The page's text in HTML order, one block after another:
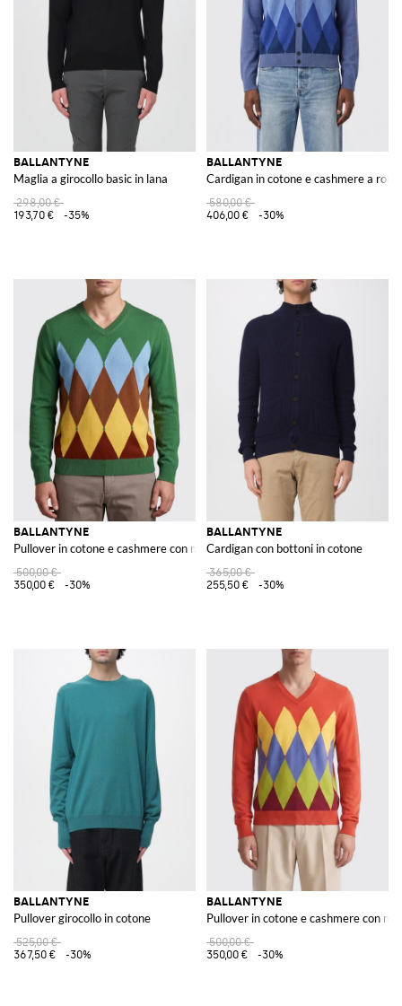
BALLANTYNE
Maglia a girocollo basic in lana
298,00 €
193,70 €
-35%
BALLANTYNE
Cardigan in cotone e cashmere a
580,00 €
406,00 €
-30%
BALLANTYNE
Pullover in cotone e cashmere con motivo a rombi
500,00 €
350,00 €
-30%
BALLANTYNE
Cardigan con bottoni in cotone
365,00 €
255,50 €
-30%
BALLANTYNE
Pullover girocollo in cotone
525,00 €
367,50 €
-30%
BALLANTYNE
Pullover in cotone e cashmere con
500,00 €
350,00 €
-30%